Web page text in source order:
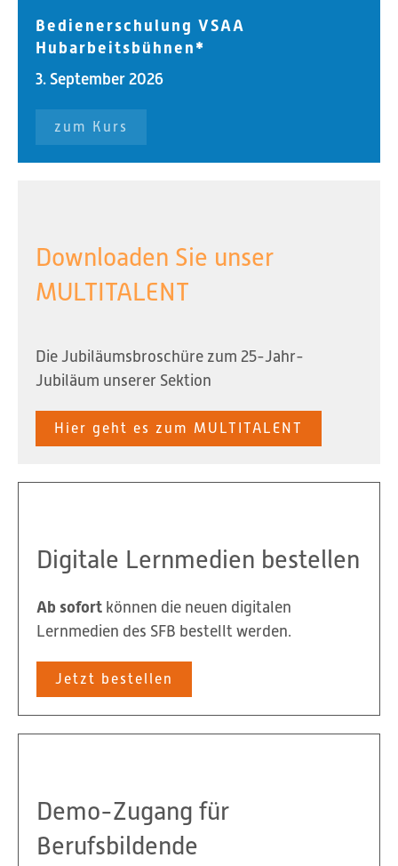
Bedienerschulung VSAA
Hubarbeitsbühnen*
3. September 2026
zum Kurs
Downloaden Sie unser
MULTITALENT
Die Jubiläumsbroschüre zum 25-Jahr-
Jubiläum unserer Sektion
Hier geht es zum MULTITALENT
Digitale Lernmedien bestellen
Ab sofort können die neuen digitalen
Lernmedien des SFB bestellt werden.
Jetzt bestellen
Demo-Zugang für
Berufsbildende